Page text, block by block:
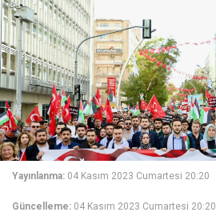
Yayınlanma: 04 Kasım 2023 Cumartesi 20:20
Güncelleme: 04 Kasım 2023 Cumartesi 20:20